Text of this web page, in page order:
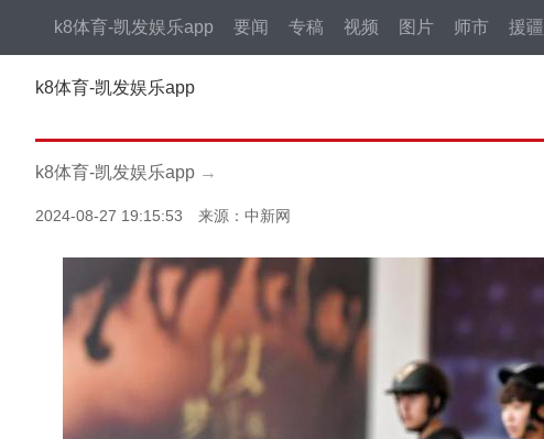
k8体育-凯发娱乐app 要闻 专稿 视频 图片 师市 援疆
k8体育-凯发娱乐app
k8体育-凯发娱乐app →
2024-08-27 19:15:53 来源：中新网